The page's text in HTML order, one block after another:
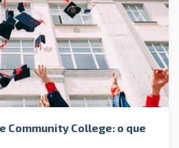
Community College: o que